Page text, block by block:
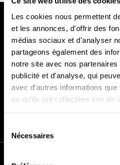
Les cookies nous permettent
et les annonces, d'offrir des
médias sociaux et d'analyser
partageons également des
notre site avec nos
publicité et d'analyse, qui
avec d'autres informations
ou qu'ils ont collectées lors de
Nécessaires
Livraison